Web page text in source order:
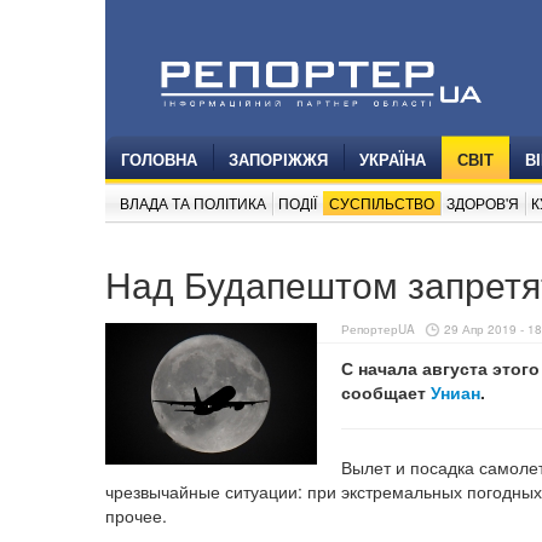
ГОЛОВНА ЗАПОРІЖЖЯ УКРАЇНА СВІТ
ВЛАДА ТА ПОЛІТИКА ПОДІЇ СУСПІЛЬСТВО ЗДОРОВ'Я
Над Будапештом
РепортерUA 29 Апр 2019 -
С начала августа
сообщает Униан.
Вылет и посадка
чрезвычайные ситуации: при экстремальных
прочее.